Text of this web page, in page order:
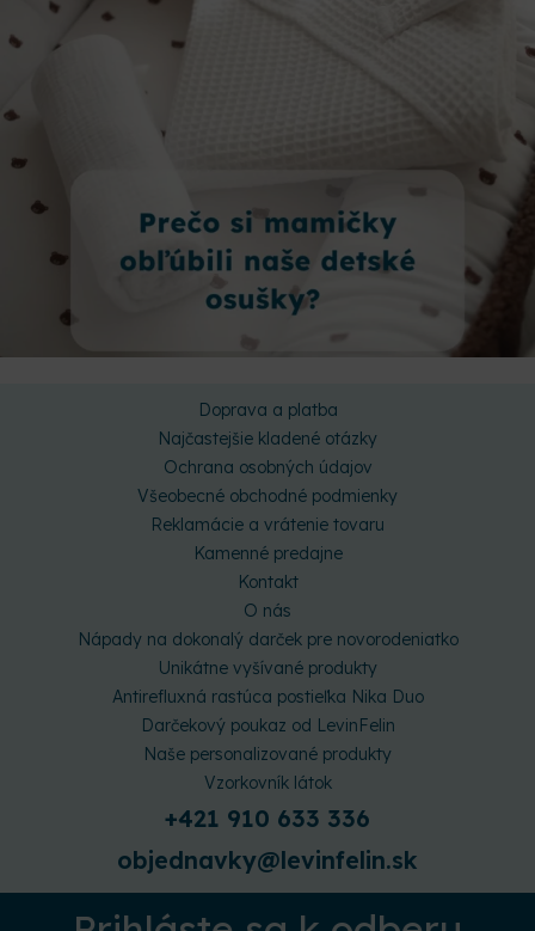
Doprava a platba
Najčastejšie kladené otázky
Ochrana osobných údajov
Všeobecné obchodné podmienky
Reklamácie a vrátenie tovaru
Kamenné predajne
Kontakt
O nás
Nápady na dokonalý darček pre novorodeniatko
Unikátne vyšívané produkty
Antirefluxná rastúca postieľka Nika Duo
Darčekový poukaz od LevinFelin
Naše personalizované produkty
Vzorkovník látok
+421 910 633 336
objednavky@levinfelin.sk